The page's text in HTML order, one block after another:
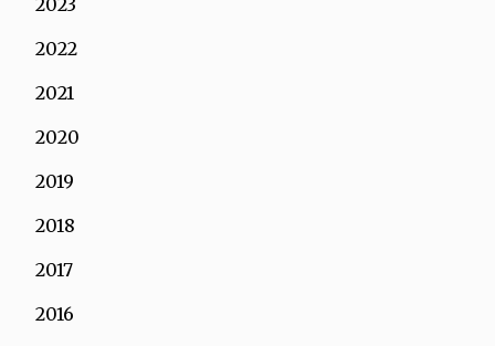
2023
2022
2021
2020
2019
2018
2017
2016